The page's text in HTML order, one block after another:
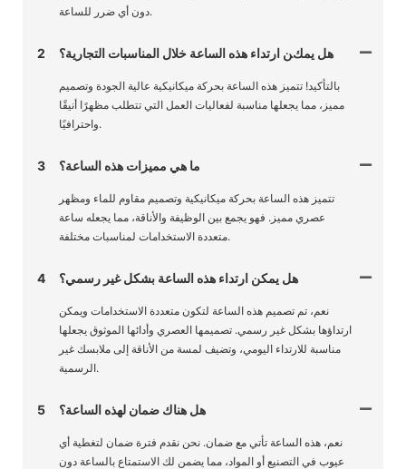
دون أي ضرر للساعة.
2 هل يمكن ارتداء هذه الساعة خلال المناسبات التجارية؟
بالتأكيد! تتميز هذه الساعة بحركة ميكانيكية عالية الجودة وتصميم
مميز، مما يجعلها مناسبة لفعاليات العمل التي تتطلب مظهرًا أنيقًا
واحترافيًا.
3 ما هي مميزات هذه الساعة؟
تتميز هذه الساعة بحركة ميكانيكية وتصميم مقاوم للماء ومظهر
عصري مميز. فهو يجمع بين الوظيفة والأناقة، مما يجعله ساعة
متعددة الاستخدامات لمناسبات مختلفة.
4 هل يمكن ارتداء هذه الساعة بشكل غير رسمي؟
نعم، تم تصميم هذه الساعة لتكون متعددة الاستخدامات ويمكن
ارتداؤها بشكل غير رسمي. تصميمها العصري وأدائها الموثوق يجعلها
مناسبة للارتداء اليومي، وتضيف لمسة من الأناقة إلى ملابسك غير
الرسمية.
5 هل هناك ضمان لهذه الساعة؟
نعم، هذه الساعة تأتي مع ضمان. نحن نقدم فترة ضمان لتغطية أي
عيوب في التصنيع أو المواد، مما يضمن لك الاستمتاع بالساعة دون